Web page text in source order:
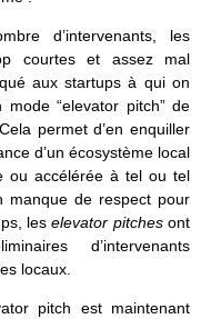
d’intervenants, les
courtes et assez mal
aux startups à qui on
“elevator pitch” de
permet d’en enquiller
d’un écosystème local
ou accélérée à tel ou tel
manque de respect pour
leselevator pitchesont
d’intervenants
locaux.
pitch est maintenant